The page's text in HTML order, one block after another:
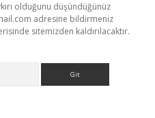
olduğunu düşündüğünüz
adresine bildirmeniz
sitemizden kaldırılacaktır.